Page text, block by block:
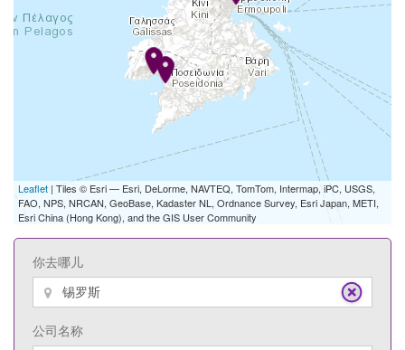
Leaflet | Tiles © Esri — Esri, DeLorme, NAVTEQ, TomTom, Intermap, iPC, USGS,
FAO, NPS, NRCAN, GeoBase, Kadaster NL, Ordnance Survey, Esri Japan, METI,
Esri China (Hong Kong), and the GIS User Community
你去哪儿
公司名称